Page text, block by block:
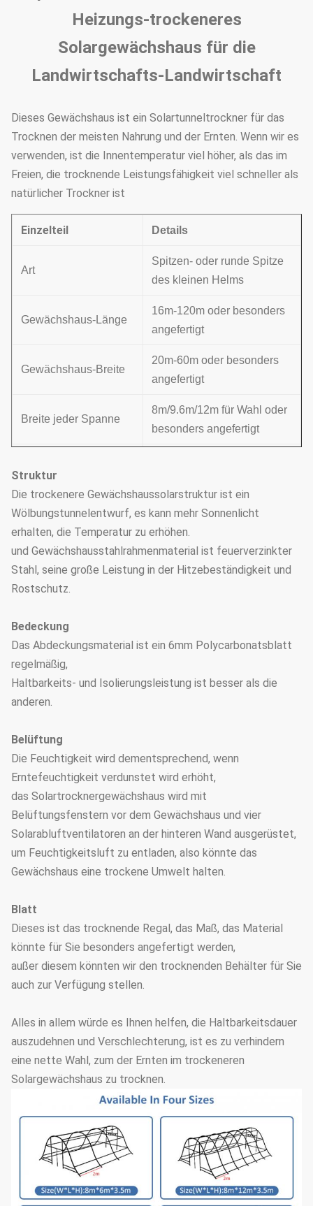
Heizungs-trockeneres
Solargewächshaus für die
Landwirtschafts-Landwirtschaft
Dieses Gewächshaus ist ein Solartunneltrockner für das
Trocknen der meisten Nahrung und der Ernten. Wenn wir es
verwenden, ist die Innentemperatur viel höher, als das im
Freien, die trocknende Leistungsfähigkeit viel schneller als
natürlicher Trockner ist
Einzelteil Details
Art
Spitzen- oder runde Spitze
des kleinen Helms
Gewächshaus-Länge
16m-120m oder besonders
angefertigt
Gewächshaus-Breite
20m-60m oder besonders
angefertigt
Breite jeder Spanne
8m/9.6m/12m für Wahl oder
besonders angefertigt
Spanne
Gesamthöhe
4.8-5.3m besonders
angefertigt
Bucht 4m
Belüftungs-
Anforderungen für
Wahl
Spitzen- oder
Grundausstattung
Verteilung der elektrischen
Leistung
Stützsystem (wählen
Sie entsprechend
Ihrem Bedarf)
Kühlsystem, elektrisch
außerhalb des Schattierens
des Netzes u. innerhalb der
Schattierung u. des
Struktur
Die trockenere Gewächshaussolarstruktur ist ein
Wölbungstunnelentwurf, es kann mehr Sonnenlicht
erhalten, die Temperatur zu erhöhen.
und Gewächshausstahlrahmenmaterial ist feuerverzinkter
Stahl, seine große Leistung in der Hitzebeständigkeit und
Rostschutz.
Bedeckung
Das Abdeckungsmaterial ist ein 6mm Polycarbonatsblatt
regelmäßig,
Haltbarkeits- und Isolierungsleistung ist besser als die
anderen.
Belüftung
Die Feuchtigkeit wird dementsprechend, wenn
Erntefeuchtigkeit verdunstet wird erhöht,
das Solartrocknergewächshaus wird mit
Belüftungsfenstern vor dem Gewächshaus und vier
Solarabluftventilatoren an der hinteren Wand ausgerüstet,
um Feuchtigkeitsluft zu entladen, also könnte das
Gewächshaus eine trockene Umwelt halten.
Blatt
Dieses ist das trocknende Regal, das Maß, das Material
könnte für Sie besonders angefertigt werden,
außer diesem könnten wir den trocknenden Behälter für Sie
auch zur Verfügung stellen.
Alles in allem würde es Ihnen helfen, die Haltbarkeitsdauer
auszudehnen und Verschlechterung, ist es zu verhindern
eine nette Wahl, zum der Ernten im trockeneren
Solargewächshaus zu trocknen.